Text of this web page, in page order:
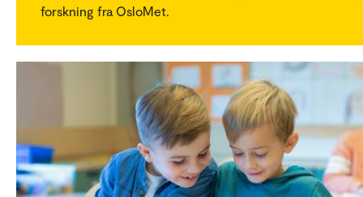
forskning fra OsloMet.